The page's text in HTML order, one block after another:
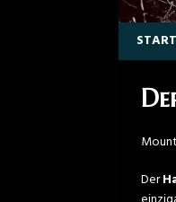
START
Der